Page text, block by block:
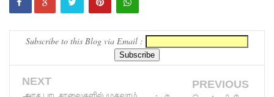
சிறைக்கல
முப்படையி
னருக்கு
விடுக்கப்ப
Subscribe to this Blog via Email :
NEXT PREVIOUS